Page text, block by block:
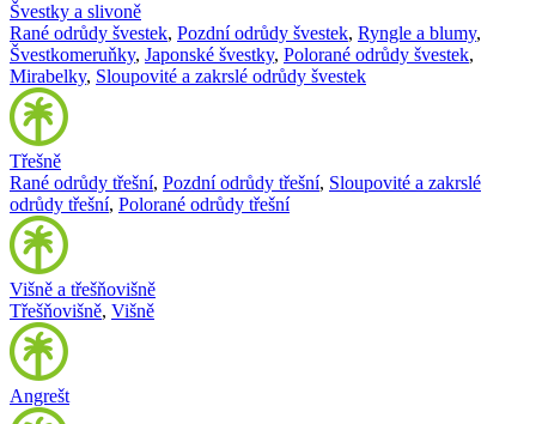
Švestky a slivoně
Rané odrůdy švestek, Pozdní odrůdy švestek, Ryngle a blumy,
Švestkomeruňky, Japonské švestky, Polorané odrůdy švestek,
Mirabelky, Sloupovité a zakrslé odrůdy švestek
Třešně
Rané odrůdy třešní, Pozdní odrůdy třešní, Sloupovité a zakrslé
odrůdy třešní, Polorané odrůdy třešní
Višně a třešňovišně
Třešňovišně, Višně
Angrešt